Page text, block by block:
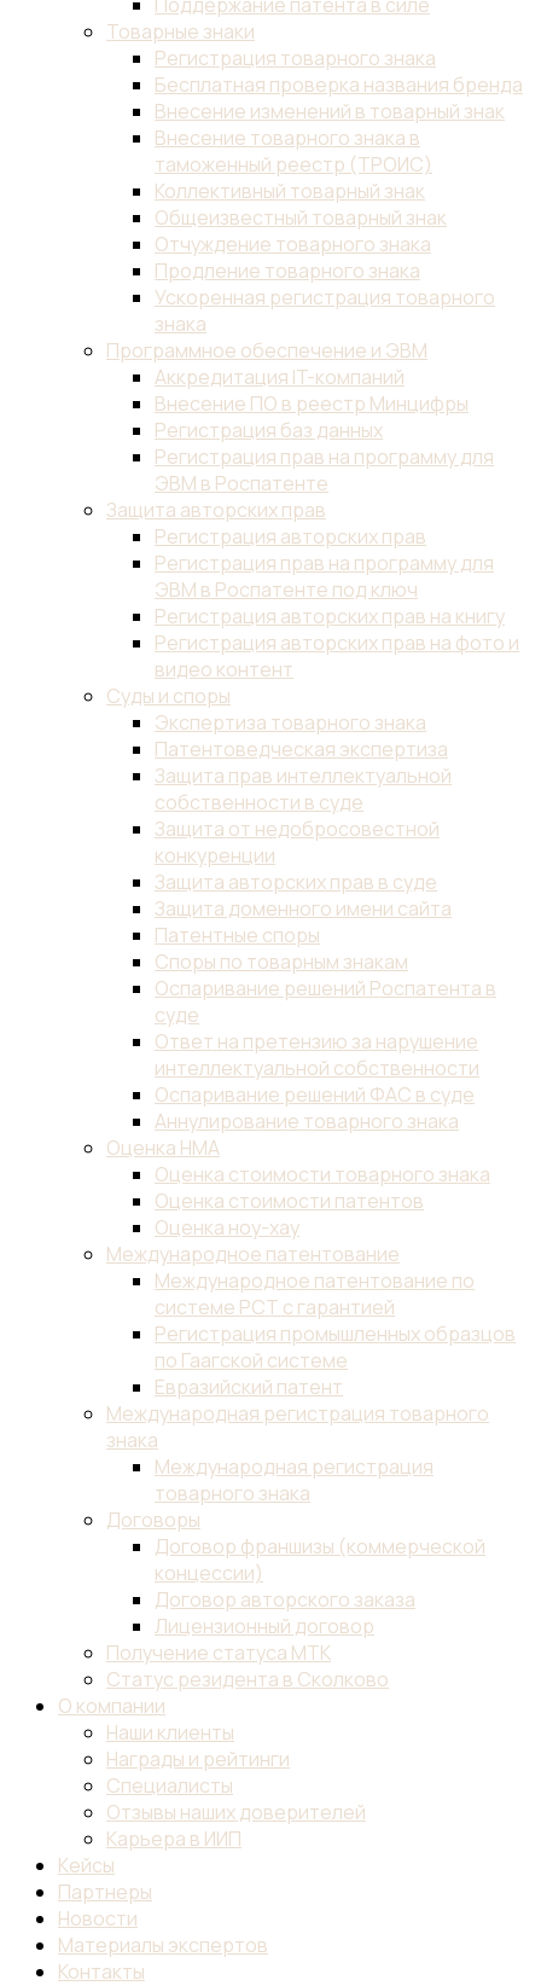
Товарные знаки
Регистрация товарного знака
Бесплатная проверка названия бренда
Внесение изменений в товарный знак
Внесение товарного знака в
таможенный реестр (ТРОИС)
Коллективный товарный знак
Общеизвестный товарный знак
Отчуждение товарного знака
Продление товарного знака
Ускоренная регистрация товарного
знака
Программное обеспечение и ЭВМ
Аккредитация IT-компаний
Внесение ПО в реестр Минцифры
Регистрация баз данных
Регистрация прав на программу для
ЭВМ в Роспатенте
Защита авторских прав
Регистрация авторских прав
Регистрация прав на программу для
ЭВМ в Роспатенте под ключ
Регистрация авторских прав на книгу
Регистрация авторских прав на фото и
видео контент
Суды и споры
Экспертиза товарного знака
Патентоведческая экспертиза
Защита прав интеллектуальной
собственности в суде
Защита от недобросовестной
конкуренции
Защита авторских прав в суде
Защита доменного имени сайта
Патентные споры
Споры по товарным знакам
Оспаривание решений Роспатента в
суде
Ответ на претензию за нарушение
интеллектуальной собственности
Оспаривание решений ФАС в суде
Аннулирование товарного знака
Оценка НМА
Оценка стоимости товарного знака
Оценка стоимости патентов
Оценка ноу-хау
Международное патентование
Международное патентование по
системе PCT с гарантией
Регистрация промышленных образцов
по Гаагской системе
Евразийский патент
Международная регистрация товарного
знака
Международная регистрация
товарного знака
Договоры
Договор франшизы (коммерческой
концессии)
Договор авторского заказа
Лицензионный договор
Получение статуса МТК
Статус резидента в Сколково
О компании
Наши клиенты
Награды и рейтинги
Специалисты
Отзывы наших доверителей
Карьера в ИИП
Кейсы
Партнеры
Новости
Материалы экспертов
Контакты